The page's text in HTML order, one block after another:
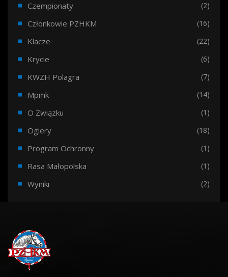
Czempionaty (2)
Członkowie PZHKM (16)
Klacze (22)
Krycie (6)
KWZH Polagra (7)
Mpmk (14)
O Związku (1)
Ogiery (18)
Program Ochronny (1)
Rasa Małopolska (1)
Wyniki (2)